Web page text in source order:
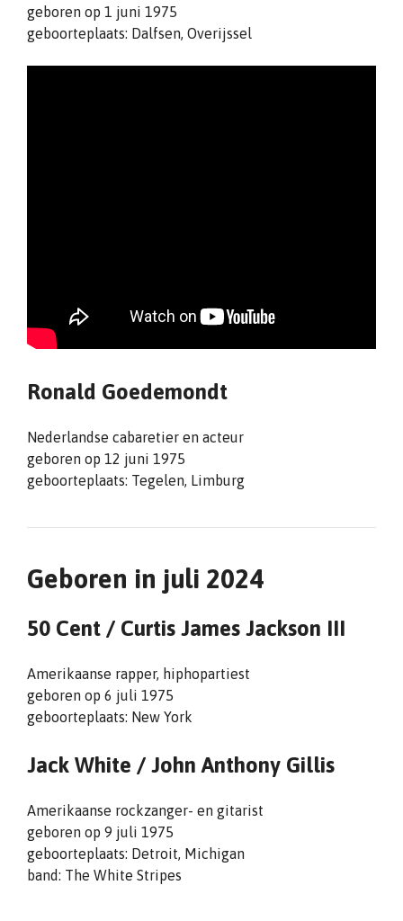
geboren op 1 juni 1975
geboorteplaats: Dalfsen, Overijssel
Ronald Goedemondt
Nederlandse cabaretier en acteur
geboren op 12 juni 1975
geboorteplaats: Tegelen, Limburg
Geboren in juli 2024
50 Cent / Curtis James Jackson III
Amerikaanse rapper, hiphopartiest
geboren op 6 juli 1975
geboorteplaats: New York
Jack White / John Anthony Gillis
Amerikaanse rockzanger- en gitarist
geboren op 9 juli 1975
geboorteplaats: Detroit, Michigan
band: The White Stripes